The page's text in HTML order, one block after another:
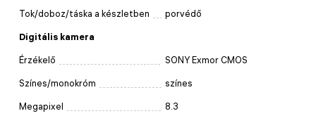
Tok/doboz/táska a készletben porvédő
Digitális kamera
Érzékelő SONY Exmor CMOS
Színes/monokróm színes
Megapixel 8.3